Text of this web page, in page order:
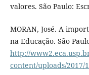
valores. São Paulo:
MORAN, José. A
na Educação. São
http://
content/uploads/2017/